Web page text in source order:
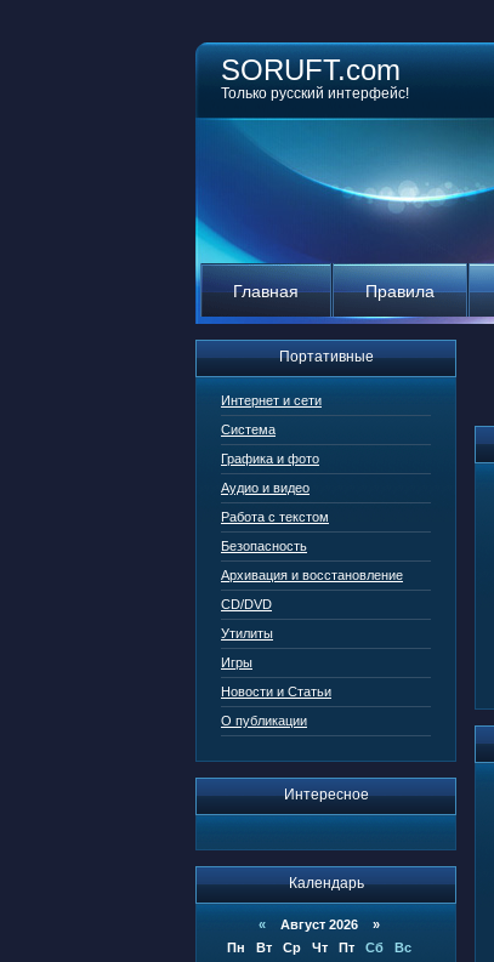
SORUFT.com
Только русский интерфейс!
Главная Правила
Портативные
Интернет и сети
Система
Графика и фото
Аудио и видео
Работа с текстом
Безопасность
Архивация и восстановление
CD/DVD
Утилиты
Игры
Новости и Статьи
О публикации
Интересное
Календарь
« Август 2026 »
Пн
Вт Ср Чт Пт Сб
Вс